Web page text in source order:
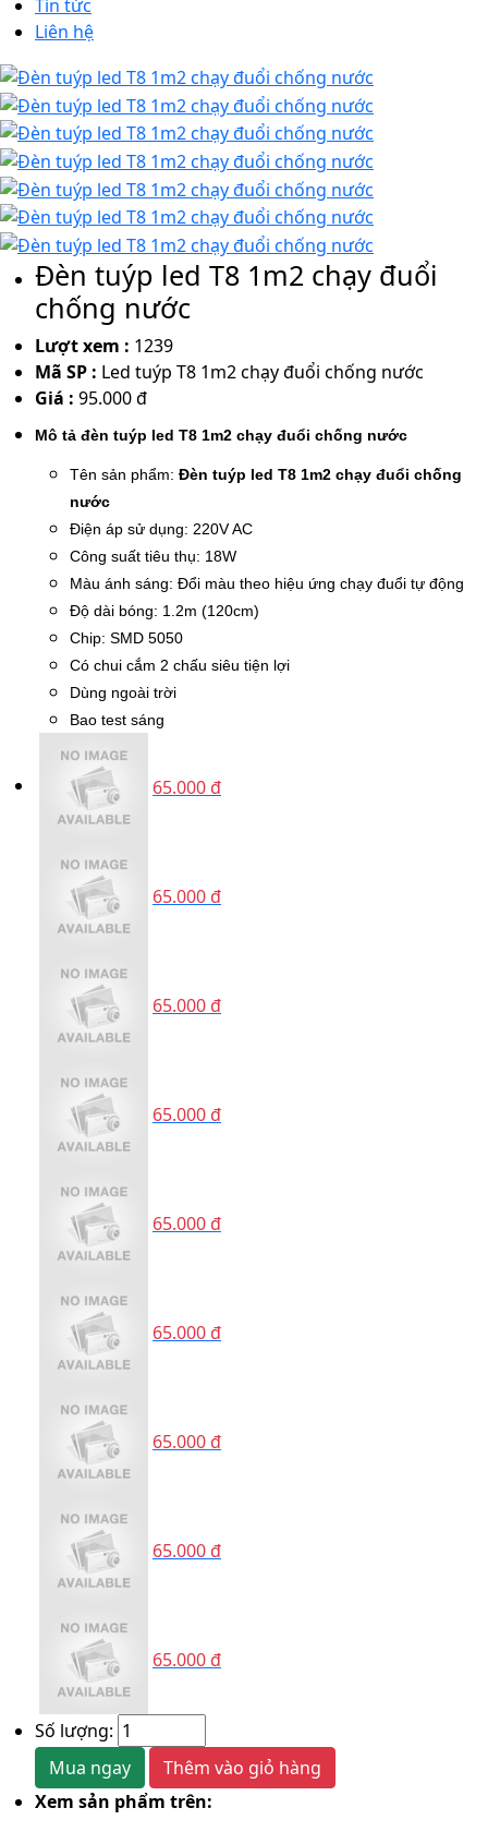
Tin tức
Liên hệ
Đèn tuýp led T8 1m2 chạy đuổi
chống nước
Lượt xem : 1239
Mã SP : Led tuýp T8 1m2 chạy đuổi chống nước
Giá : 95.000 đ
Mô tả đèn tuýp led T8 1m2 chạy đuổi chống nước
Tên sản phẩm: Đèn tuýp led T8 1m2 chạy đuổi chống
nước
Điện áp sử dụng: 220V AC
Công suất tiêu thụ: 18W
Màu ánh sáng: Đổi màu theo hiệu ứng chạy đuổi tự động
Độ dài bóng: 1.2m (120cm)
Chip: SMD 5050
Có chui cắm 2 chấu siêu tiện lợi
Dùng ngoài trời
Bao test sáng
65.000 đ
65.000 đ
65.000 đ
65.000 đ
65.000 đ
65.000 đ
65.000 đ
65.000 đ
65.000 đ
Số lượng:
Mua ngay
Thêm vào giỏ hàng
Xem sản phẩm trên: